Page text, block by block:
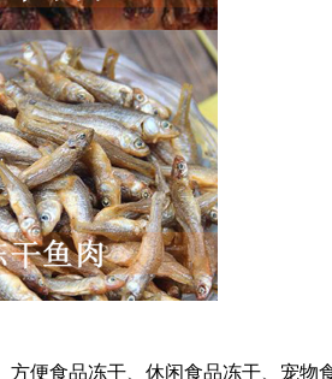
便食品冻干、休闲食品冻干、宠物